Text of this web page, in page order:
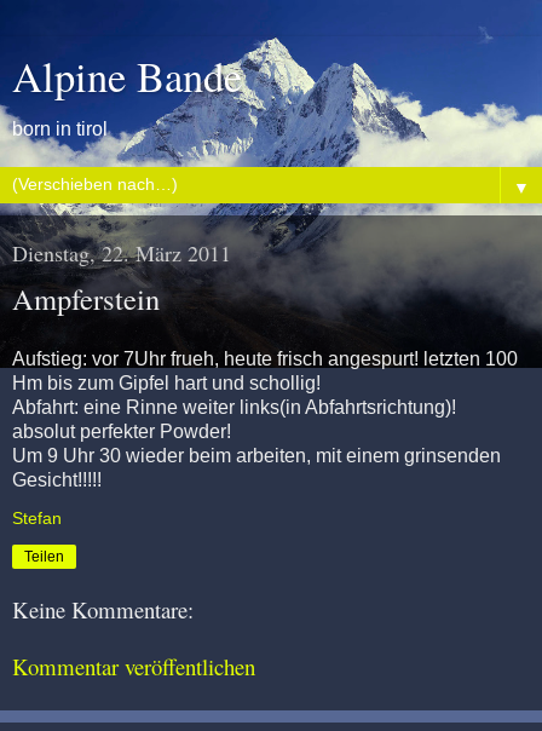
Alpine Bande
born in tirol
▼
Dienstag, 22. März 2011
Ampferstein
Aufstieg: vor 7Uhr frueh, heute frisch angespurt! letzten 100
Hm bis zum Gipfel hart und schollig!
Abfahrt: eine Rinne weiter links(in Abfahrtsrichtung)!
absolut perfekter Powder!
Um 9 Uhr 30 wieder beim arbeiten, mit einem grinsenden
Gesicht!!!!!
Stefan
Teilen
Keine Kommentare:
Kommentar veröffentlichen